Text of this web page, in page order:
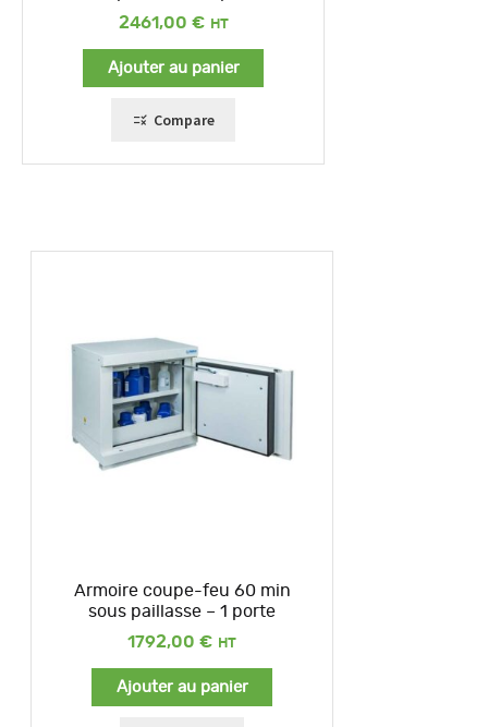
2461,00 €
Ajouter au panier
Compare
Armoire coupe-feu 60 min
sous paillasse – 1 porte
1792,00 €
Ajouter au panier